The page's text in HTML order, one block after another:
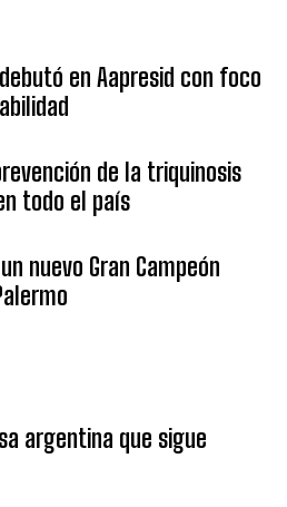
en Aapresid con foco
de la triquinosis
todo el país
nuevo Gran Campeón
argentina que sigue